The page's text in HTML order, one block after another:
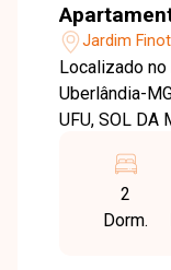
Jardim
Localizado
Uberlândia-
UFU, SOL DA MANHÃ,
acesso às
investimento.
2
Dorm.